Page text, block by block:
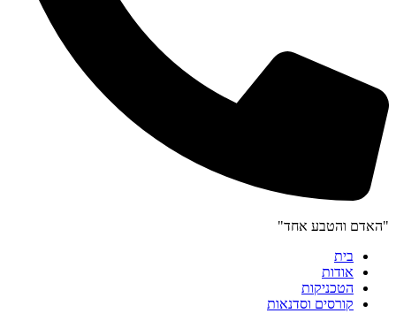
"האדם והטבע אחד"
בית
אודות
הטכניקות
קורסים וסדנאות